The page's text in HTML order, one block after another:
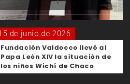
de junio de 2026
Fundación Valdocco llevó al
Papa León XIV la situación de
los niños Wichí de Chaco